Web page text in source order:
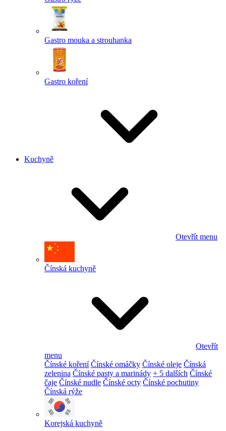
Gastro mouka a strouhanka
Gastro koření
Kuchyně
Otevřít menu
Čínská kuchyně
Otevřít
menu
Čínské koření Čínské omáčky Čínské oleje Čínská
zelenina Čínské pasty a marinády + 5 dalších Čínské
čaje Čínské nudle Čínské octy Čínské pochutiny
Čínská rýže
Korejská kuchyně